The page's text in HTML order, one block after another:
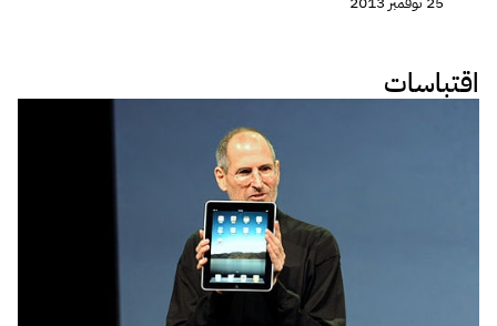
اقتباسات